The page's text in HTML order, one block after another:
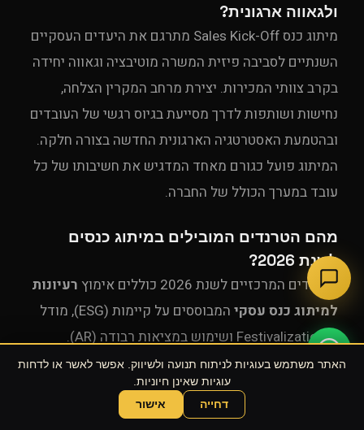
ולגאווה ארגונית?
מיתוג כנס Sales Kick-Off מתרגם את היעדים העסקיים
השנתיים לסביבה פיזית המשרה מוטיבציה וגאווה יחידה
בקרב צוותי המכירות. יצירת מרחב המקרין הצלחה,
נחישות ושותפות לדרך מסייעת בגיוס רגשי של העובדים
ובהטמעת האסטרטגיה הארגונית החדשה בצורה חלקה.
המיתוג פועל כגורם מאחד המדגיש את חשיבותו של כל
עובד במערך הכולל של החברה.
מהם הטרנדים המובילים במיתוג כנסים
לשנת 2026?
הטרנדים המרכזיים לשנת 2026 כוללים אימוץ
רעיונות
למיתוג כנס עסקי
המבוססים על קיימות (ESG), מודל
ה-Festivalization ושימוש במציאות רבודה (AR).
המעבר למיתוג אינטראקטיבי ומותאם אישית מאפשר
למשתתפים לחוות את המותג בצורה דינמית וחדשנית.
בנוסף, ישנה מגמה ברורה של מעבר למוצרי קד"מ
שוחחו עם הסוכן של UPE
האתר משתמש בעוגיות לניתוח תנועה ולשיווק. אפשר לאשר או לדחות
עוגיות שאינן חיוניות.
דחייה
אישור